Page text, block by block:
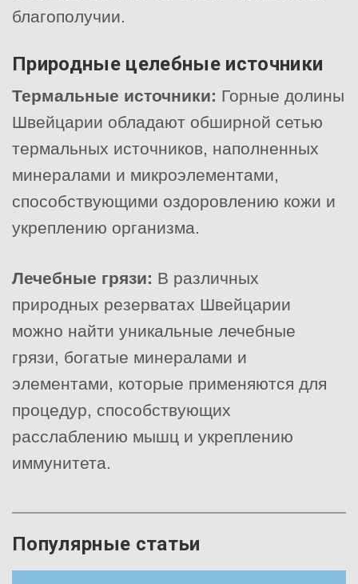
благополучии.
Природные целебные источники
Термальные источники: Горные долины
Швейцарии обладают обширной сетью
термальных источников, наполненных
минералами и микроэлементами,
способствующими оздоровлению кожи и
укреплению организма.
Лечебные грязи: В различных
природных резерватах Швейцарии
можно найти уникальные лечебные
грязи, богатые минералами и
элементами, которые применяются для
процедур, способствующих
расслаблению мышц и укреплению
иммунитета.
Популярные статьи